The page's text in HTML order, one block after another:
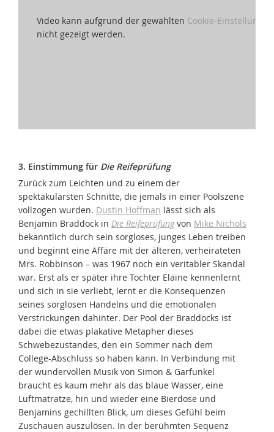
Video kann aufgrund der gewählten Cookie-Einstellungen
nicht gezeigt werden.
3. Einstimmung für Die Reifeprüfung
Zurück zum Leichten und zu einem der
spektakulärsten Schnitte, die jemals in einer Poolszene
vollzogen wurden. Dustin Hoffman lässt sich als
Benjamin Braddock in Die Reifeprüfungvon Mike Nichols
bekanntlich durch sein sorgloses, junges Leben treiben
und beginnt eine Affäre mit der älteren, verheirateten
Mrs. Robbinson – was 1967 noch ein veritabler Skandal
war. Erst als er später ihre Tochter Elaine kennenlernt
und sich in sie verliebt, lernt er die Konsequenzen
seines sorglosen Handelns und die emotionalen
Verstrickungen dahinter. Der Pool der Braddocks ist
dabei die etwas plakative Metapher dieses
Schwebezustandes, den ein Sommer nach dem
College-Abschluss so haben kann. In Verbindung mit
der wundervollen Musik von Simon & Garfunkel
braucht es kaum mehr als das blaue Wasser, eine
Luftmatratze, hin und wieder eine Bierdose und
Benjamins gechillten Blick, um dieses Gefühl beim
Zuschauen auszulösen. In der berühmten Sequenz